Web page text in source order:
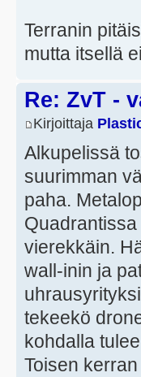
Terranin
mutta itsellä
Re: ZvT -
Kirjoittaja
Alkupelissä
suurimman
paha.
vierekkäin.
wall-inin ja
tekeekö
kohdalla
Toisen